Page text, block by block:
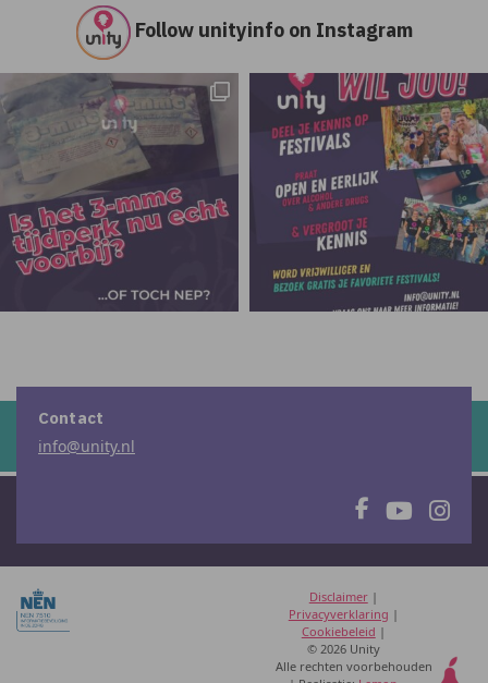
Follow unityinfo on Instagram
Contact
info@unity.nl
Disclaimer|
Privacyverklaring |
Cookiebeleid |
© 2026 Unity
Alle rechten voorbehouden